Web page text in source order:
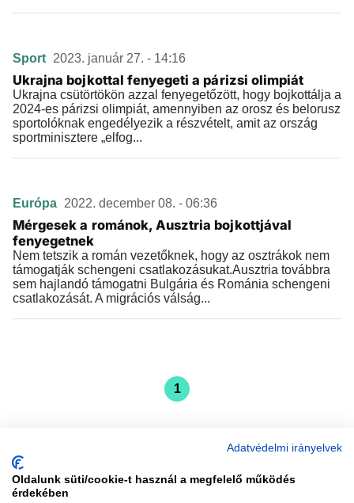
Sport 2023. január 27. - 14:16
Ukrajna bojkottal fenyegeti a párizsi olimpiát
Ukrajna csütörtökön azzal fenyegetőzött, hogy bojkottálja a
2024-es párizsi olimpiát, amennyiben az orosz és belorusz
sportolóknak engedélyezik a részvételt, amit az ország
sportminisztere „elfog...
Európa 2022. december 08. - 06:36
Mérgesek a románok, Ausztria bojkottjával
fenyegetnek
Nem tetszik a román vezetőknek, hogy az osztrákok nem
támogatják schengeni csatlakozásukat.Ausztria továbbra
sem hajlandó támogatni Bulgária és Románia schengeni
csatlakozását. A migrációs válság...
1
Adatvédelmi irányelvek
Oldalunk süti/cookie-t használ a megfelelő működés
érdekében